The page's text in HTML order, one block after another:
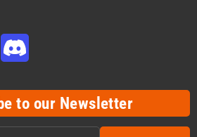
to our Newsletter